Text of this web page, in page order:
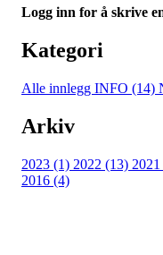
Logg inn for å skrive
Kategori
Alle innlegg INFO (14)
Arkiv
2023 (1) 2022 (13)
2016 (4)